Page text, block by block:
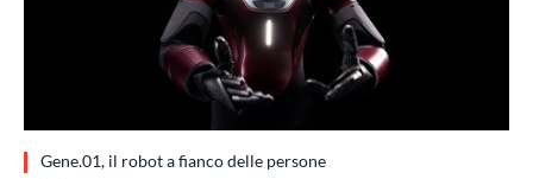
Gene.01, il robot a fianco delle persone